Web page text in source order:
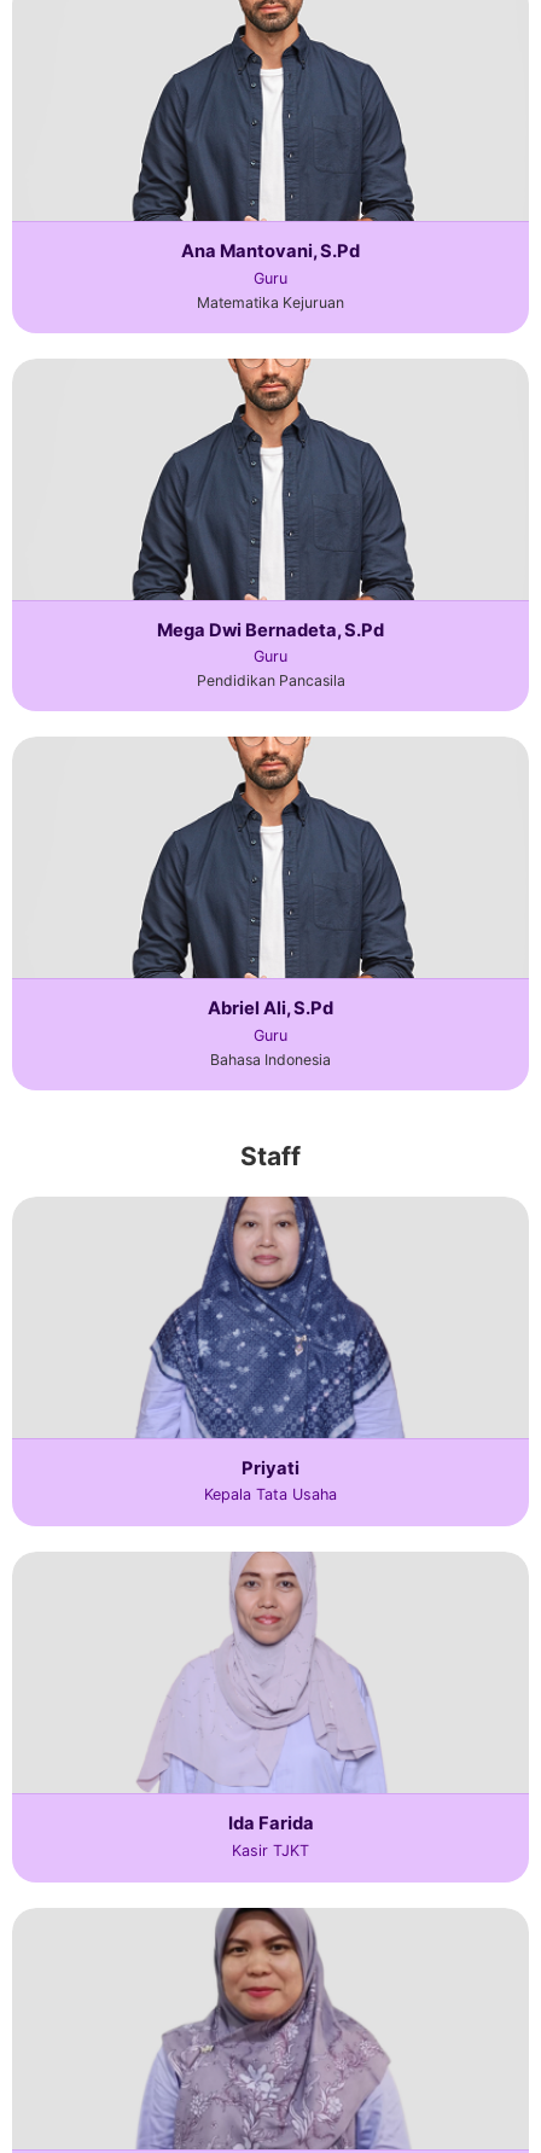
Ana Mantovani, S.Pd
Guru
Matematika Kejuruan
Mega Dwi Bernadeta, S.Pd
Guru
Pendidikan Pancasila
Abriel Ali, S.Pd
Guru
Bahasa Indonesia
Staff
Priyati
Kepala Tata Usaha
Ida Farida
Kasir TJKT